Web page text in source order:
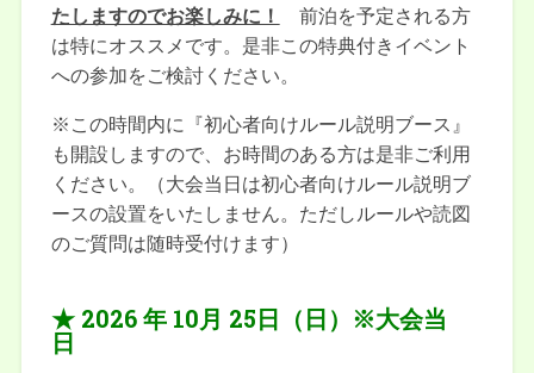
たしますのでお楽しみに！
前泊を予定される方
は特にオススメです。是非この特典付きイベント
への参加をご検討ください。
※この時間内に『初心者向けルール説明ブース』
も開設しますので、お時間のある方は是非ご利用
ください。（大会当日は初心者向けルール説明ブ
ースの設置をいたしません。ただしルールや読図
のご質問は随時受付けます）
★ 2026 年 10月 25日（日） ※大会当
日